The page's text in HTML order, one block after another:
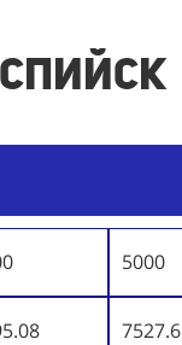
5000
7527.6